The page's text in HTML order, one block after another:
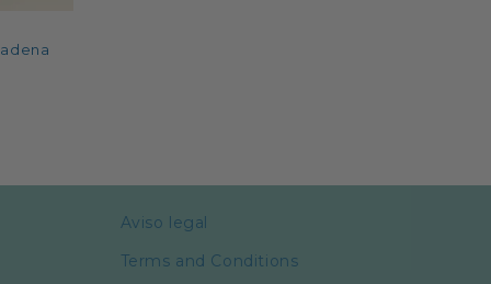
Aviso legal
Terms and Conditions